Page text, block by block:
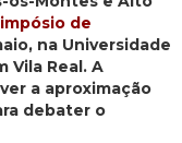
de
na Universidade
Vila Real. A
a aproximação
debater o